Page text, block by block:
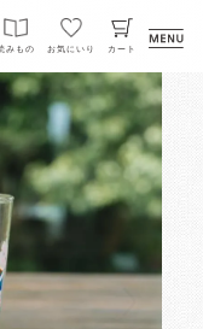
みもの お気にいり カート